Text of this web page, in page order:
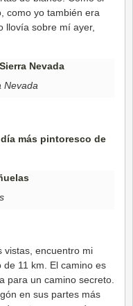
como yo también era
llovía sobre mí ayer,
Nevada
vistas, encuentro mi
11 km. El camino es
para un camino secreto.
en sus partes más